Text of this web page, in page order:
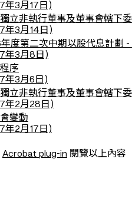
年3月17日)
立非執行董事及董事會轄下
年3月14日)
年度第二次中期以股代息計劃
年3月8日)
序
年3月6日)
立非執行董事及董事會轄下
年2月28日)
變動
年2月17日)
Acrobat plug-in 閱覽以上內容